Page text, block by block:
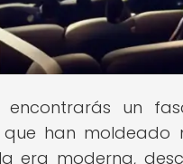
un
han moldeado
era moderna,